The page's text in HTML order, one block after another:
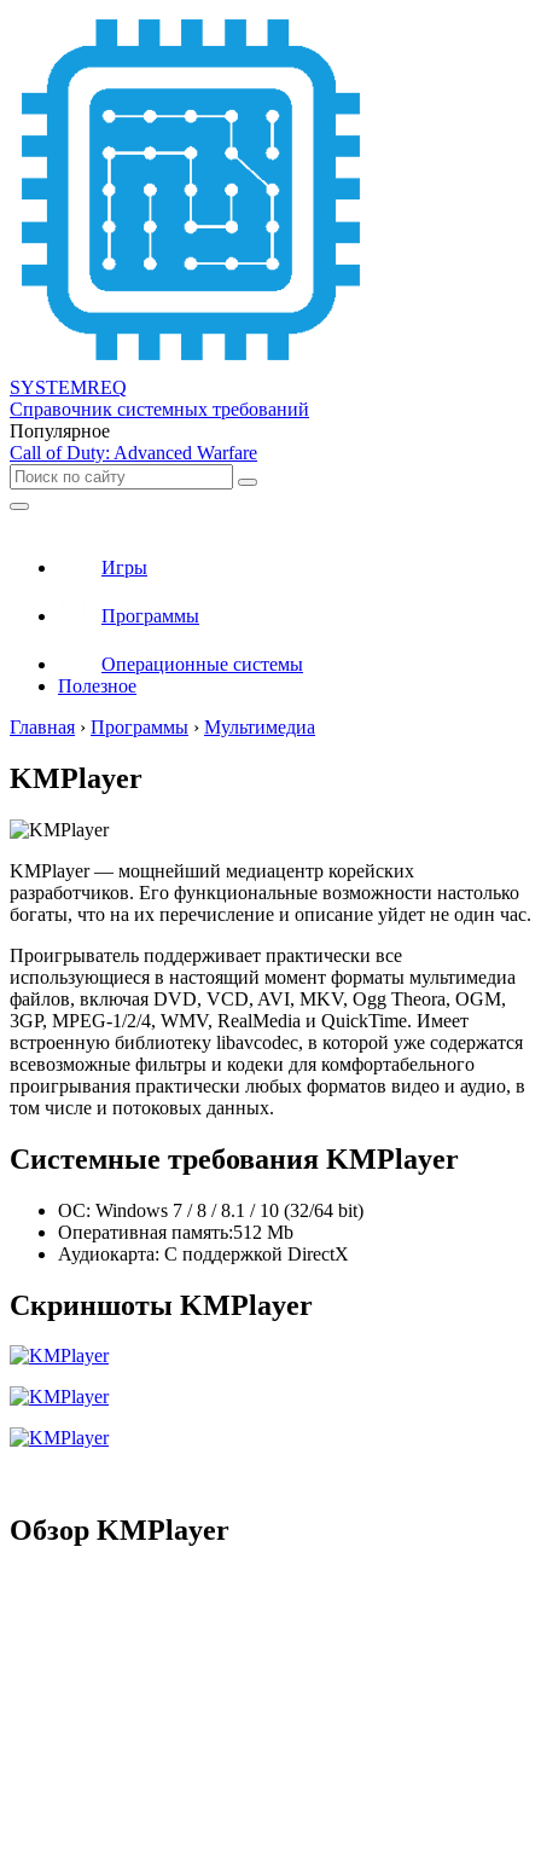
SYSTEMREQ
Справочник системных требований
Популярное
Call of Duty: Advanced Warfare
Игры
Программы
Операционные системы
Полезное
Главная › Программы › Мультимедиа
KMPlayer
KMPlayer — мощнейший медиацентр корейских
разработчиков. Его функциональные возможности настолько
богаты, что на их перечисление и описание уйдет не один час.
Проигрыватель поддерживает практически все
использующиеся в настоящий момент форматы мультимедиа
файлов, включая DVD, VCD, AVI, MKV, Ogg Theora, OGM,
3GP, MPEG-1/2/4, WMV, RealMedia и QuickTime. Имеет
встроенную библиотеку libavcodec, в которой уже содержатся
всевозможные фильтры и кодеки для комфортабельного
проигрывания практически любых форматов видео и аудио, в
том числе и потоковых данных.
Системные требования KMPlayer
ОС: Windows 7 / 8 / 8.1 / 10 (32/64 bit)
Оперативная память:512 Mb
Аудиокарта: С поддержкой DirectX
Скриншоты KMPlayer
Обзор KMPlayer